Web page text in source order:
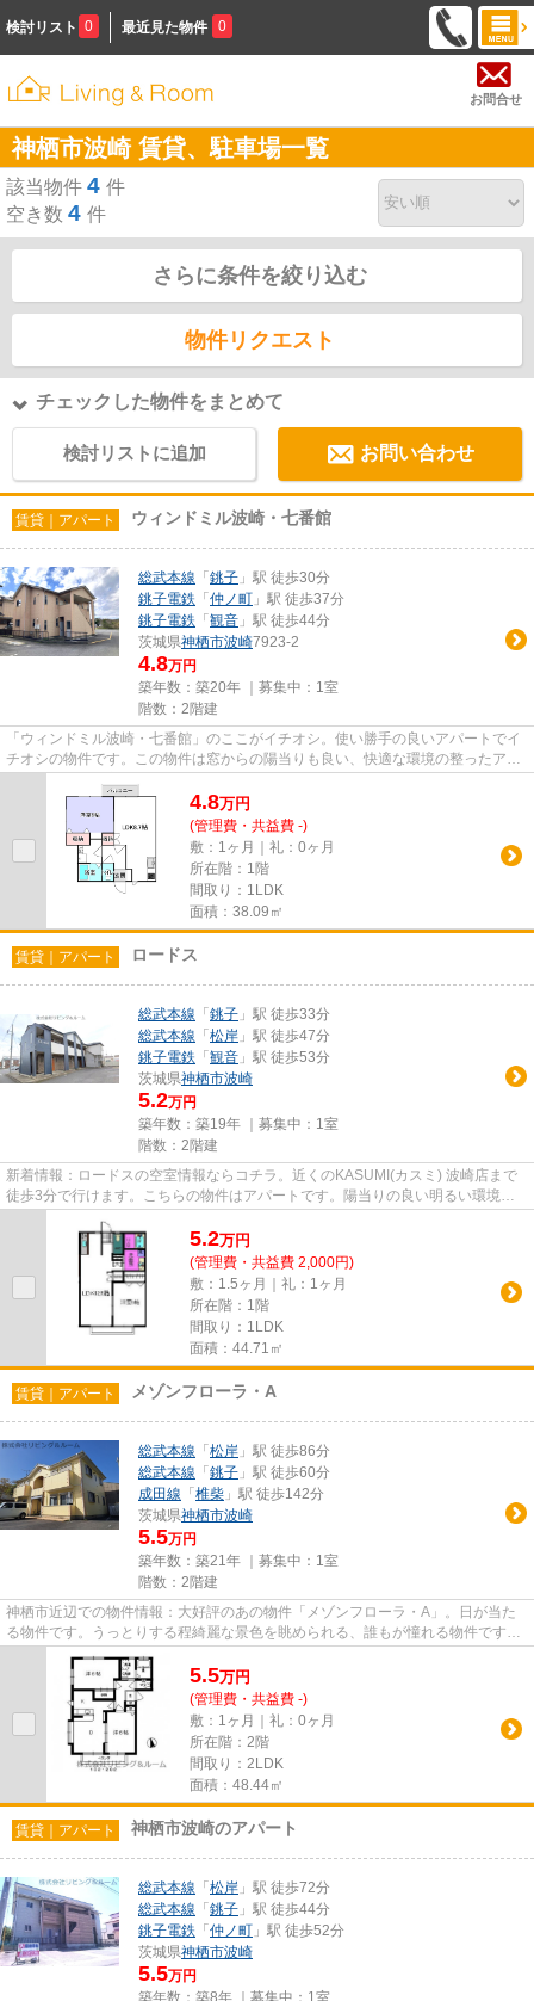
検討リスト 0 最近見た物件 0
お問合せ
神栖市波崎 賃貸、駐車場一覧
該当物件 4 件
空き数 4 件
さらに条件を絞り込む
物件リクエスト
チェックした物件をまとめて
検討リストに追加 お問い合わせ
賃貸｜アパート ウィンドミル波崎・七番館
総武本線 「 銚子 」駅 徒歩30分
銚子電鉄 「 仲ノ町 」駅 徒歩37分
銚子電鉄 「 観音 」駅 徒歩44分
茨城県神栖市波崎7923-2
4.8万円
築年数：築20年 ｜募集中： 1室
階数：2階建
「ウィンドミル波崎・七番館」のここがイチオシ。使い勝手の良いアパートでイ
チオシの物件です。この物件は窓からの陽当りも良い、快適な環境の整ったアパ
4.8万円
(管理費・共益費 -)
敷：1ヶ月｜礼：0ヶ月
所在階：1階
間取り：1LDK
面積：38.09㎡
賃貸｜アパート ロードス
総武本線 「 銚子 」駅 徒歩33分
総武本線 「 松岸 」駅 徒歩47分
銚子電鉄 「 観音 」駅 徒歩53分
茨城県神栖市波崎
5.2万円
築年数：築19年 ｜募集中： 1室
階数：2階建
新着情報：ロードスの空室情報ならコチラ。近くのKASUMI(カスミ) 波崎店まで
徒歩3分で行けます。こちらの物件はアパートです。陽当りの良い明るい環境が
5.2万円
(管理費・共益費 2,000円)
敷：1.5ヶ月｜礼：1ヶ月
所在階：1階
間取り：1LDK
面積：44.71㎡
賃貸｜アパート メゾンフローラ・A
総武本線 「 松岸 」駅 徒歩86分
総武本線 「 銚子 」駅 徒歩60分
成田線 「 椎柴 」駅 徒歩142分
茨城県神栖市波崎
5.5万円
築年数：築21年 ｜募集中： 1室
階数：2階建
神栖市近辺での物件情報：大好評のあの物件「メゾンフローラ・A」。日が当た
る物件です。うっとりする程綺麗な景色を眺められる、誰もが憧れる物件です。
こちらの物件はアパートです。...
5.5万円
(管理費・共益費 -)
敷：1ヶ月｜礼：0ヶ月
所在階：2階
間取り：2LDK
面積：48.44㎡
賃貸｜アパート 神栖市波崎のアパート
総武本線 「 松岸 」駅 徒歩72分
総武本線 「 銚子 」駅 徒歩44分
銚子電鉄 「 仲ノ町 」駅 徒歩52分
茨城県神栖市波崎
5.5万円